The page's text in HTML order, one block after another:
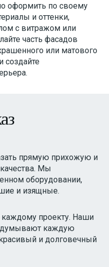
оформить по своему
и оттенки,
с витражом или
часть фасадов
или матового
создайте
прямую прихожую и
Мы
оборудовании,
и изящные.
проекту. Наши
каждую
и долговечный